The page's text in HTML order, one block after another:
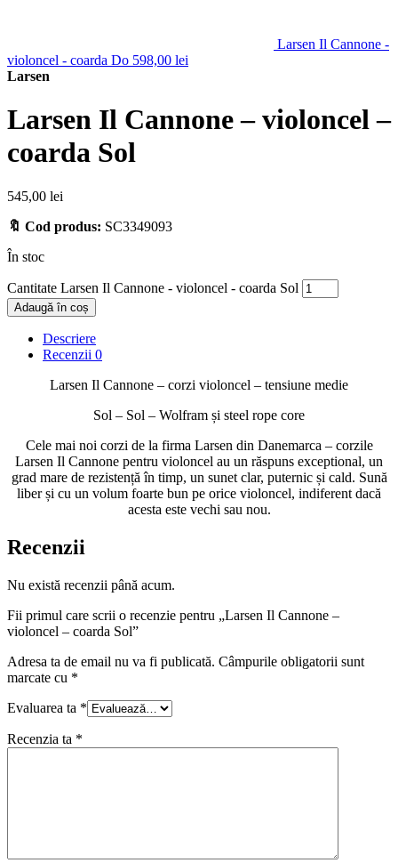
Larsen Il Cannone -
violoncel - coarda Do 598,00 lei
Larsen
Larsen Il Cannone – violoncel –
coarda Sol
545,00 lei
🔖 Cod produs: SC3349093
În stoc
Cantitate Larsen Il Cannone - violoncel - coarda Sol
Adaugă în coș
Descriere
Recenzii 0
Larsen Il Cannone – corzi violoncel – tensiune medie
Sol – Sol – Wolfram și steel rope core
Cele mai noi corzi de la firma Larsen din Danemarca – corzile
Larsen Il Cannone pentru violoncel au un răspuns exceptional, un
grad mare de rezistență în timp, un sunet clar, puternic și cald. Sună
liber și cu un volum foarte bun pe orice violoncel, indiferent dacă
acesta este vechi sau nou.
Recenzii
Nu există recenzii până acum.
Fii primul care scrii o recenzie pentru „Larsen Il Cannone –
violoncel – coarda Sol”
Adresa ta de email nu va fi publicată. Câmpurile obligatorii sunt
marcate cu *
Evaluarea ta *
Recenzia ta *